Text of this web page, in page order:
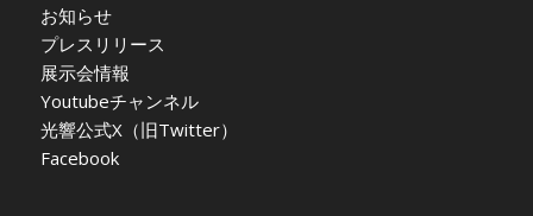
お知らせ
プレスリリース
展示会情報
Youtubeチャンネル
光響公式X（旧Twitter）
Facebook